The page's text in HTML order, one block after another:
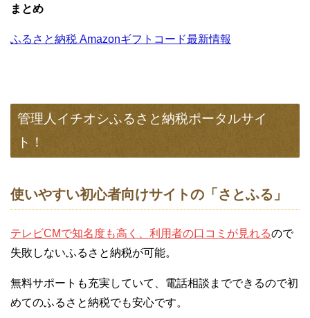
まとめ
ふるさと納税 Amazonギフトコード最新情報
管理人イチオシふるさと納税ポータルサイ
ト！
使いやすい初心者向けサイトの「さとふる」
テレビCMで知名度も高く、利用者の口コミが見れるので
失敗しないふるさと納税が可能。
無料サポートも充実していて、電話相談までできるので初
めてのふるさと納税でも安心です。